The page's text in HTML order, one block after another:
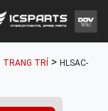
TRANG TRÍ > HLSAC-